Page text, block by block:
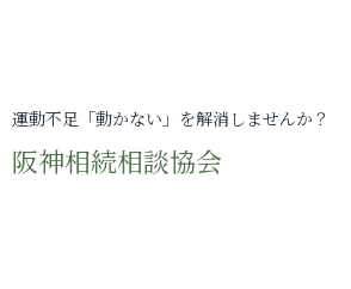
運動不足「動かない」を解消しませんか？
阪神相続相談協会